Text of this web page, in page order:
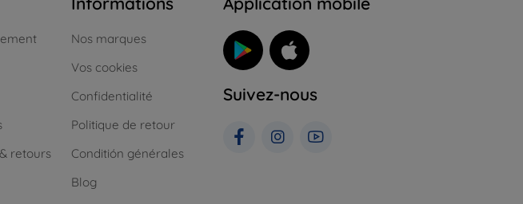
retours
Nos marques
Vos cookies
Confidentialité
Politique de retour
Conditión générales
Blog
Suivez-nous